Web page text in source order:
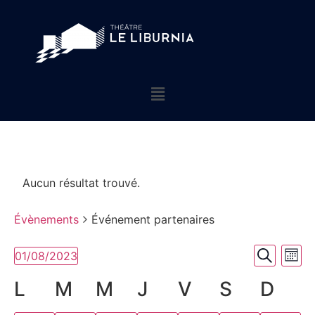
Aucun résultat trouvé.
Évènements Événement partenaires
et
Mois
01/08/2023
Sélectionnez
une
date.
Calendrier
L M M J V S
D